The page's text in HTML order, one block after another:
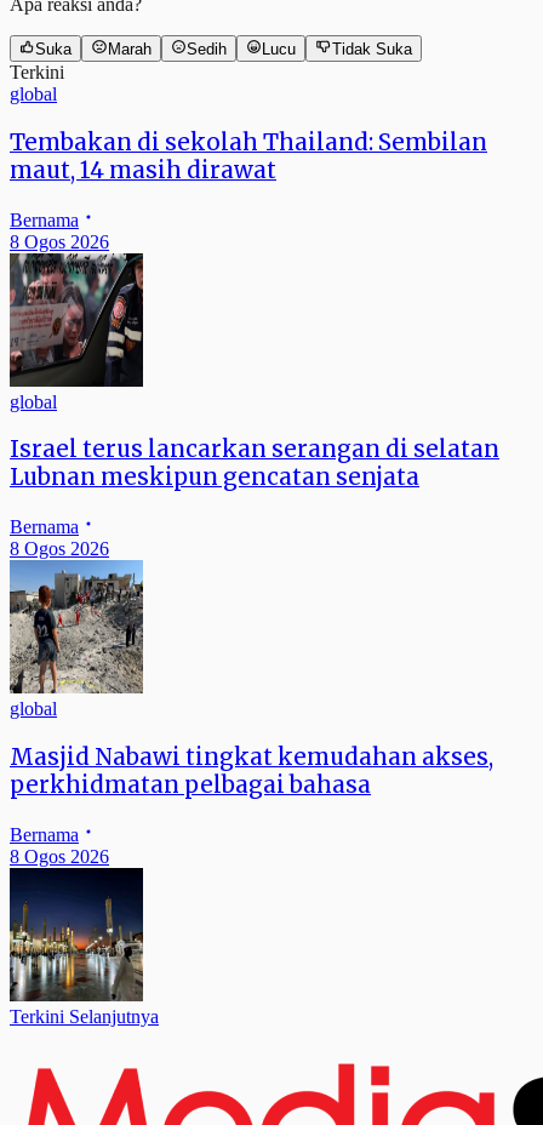
Apa reaksi anda?
Suka Marah Sedih Lucu Tidak Suka
Terkini
global
Tembakan di sekolah Thailand: Sembilan
maut, 14 masih dirawat
Bernama
8 Ogos 2026
global
Israel terus lancarkan serangan di selatan
Lubnan meskipun gencatan senjata
Bernama
8 Ogos 2026
global
Masjid Nabawi tingkat kemudahan akses,
perkhidmatan pelbagai bahasa
Bernama
8 Ogos 2026
Terkini Selanjutnya